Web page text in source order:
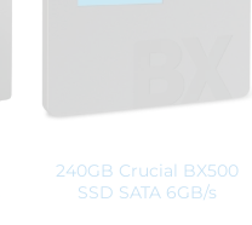
240GB Crucial BX500
SSD SATA 6GB/s